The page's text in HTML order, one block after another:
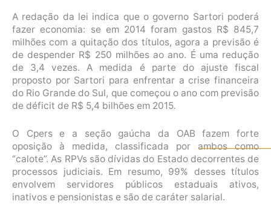
A redação da lei indica que o governo Sartori poderá
fazer economia: se em 2014 foram gastos R$ 845,7
milhões com a quitação dos títulos, agora a previsão é
de despender R$ 250 milhões ao ano. É uma redução
de 3,4 vezes. A medida é parte do ajuste fiscal
proposto por Sartori para enfrentar a crise financeira
do Rio Grande do Sul, que começou o ano com previsão
de déficit de R$ 5,4 bilhões em 2015.
O Cpers e a seção gaúcha da OAB fazem forte
oposição à medida, classificada por ambos como
“calote”. As RPVs são dívidas do Estado decorrentes de
processos judiciais. Em resumo, 99% desses títulos
envolvem servidores públicos estaduais ativos,
inativos e pensionistas e são de caráter salarial.